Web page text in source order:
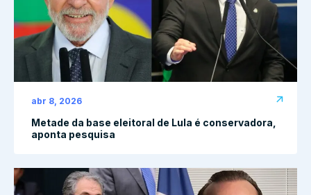
abr 8, 2026
Metade da base eleitoral de Lula é conservadora,
aponta pesquisa